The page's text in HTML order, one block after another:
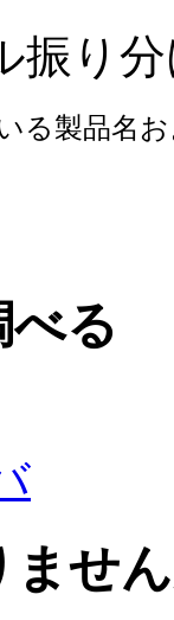
振り
る製品名
る
ませ